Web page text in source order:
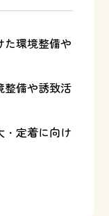
た環境整備や
整備や誘致活
・定着に向け